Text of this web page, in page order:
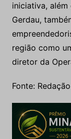
iniciativa,
Gerdau,
região como
diretor da
Fonte: